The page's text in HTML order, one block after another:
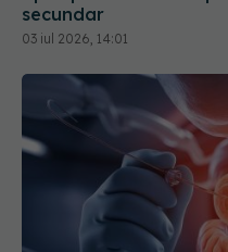
secundar
03 iul 2026, 14:01